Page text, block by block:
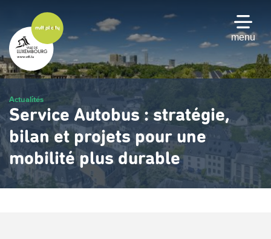
contenu
principal
menu
Actualités
Service Autobus : stratégie,
bilan et projets pour une
mobilité plus durable